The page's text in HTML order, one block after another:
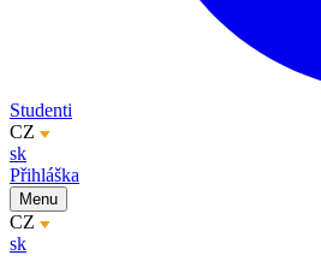
Studenti
CZ
sk
Přihláška
Menu
CZ
sk